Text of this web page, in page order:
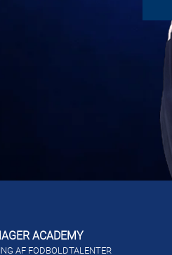
ACADEMY
AF FODBOLDTALENTER